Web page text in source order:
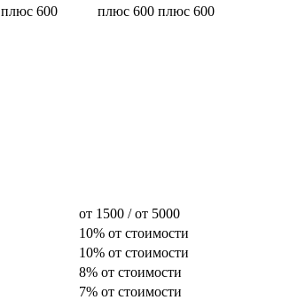
плюс 600 плюс 600 плюс 600
от 1500 / от 5000
10% от стоимости
10% от стоимости
8% от стоимости
7% от стоимости